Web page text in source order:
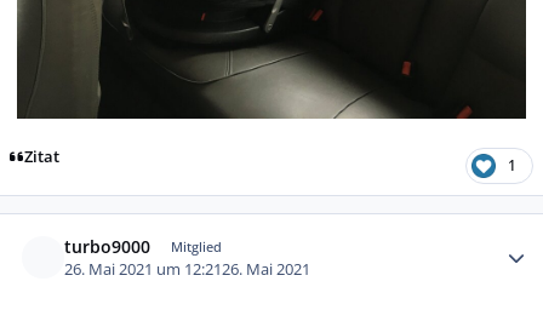
Zitat 1
turbo9000 Mitglied
26. Mai 2021 um 12:2126. Mai 2021